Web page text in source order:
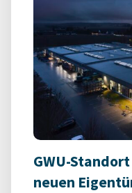
GWU-
neuen